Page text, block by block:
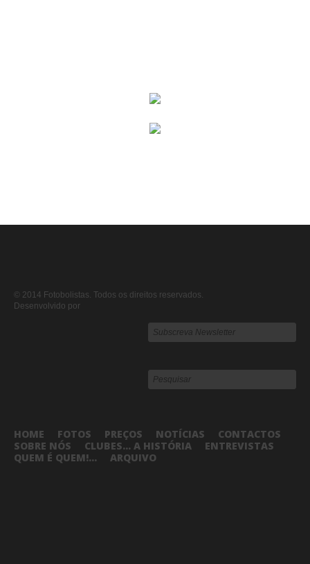
© 2014 Fotobolistas. Todos os direitos reservados.
Desenvolvido por
HOME FOTOS PREÇOS NOTÍCIAS
CONTACTOS
SOBRE NÓS
CLUBES... A HISTÓRIA
ENTREVISTAS
QUEM É QUEM!...
ARQUIVO